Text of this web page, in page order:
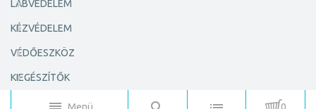
LÁBVÉDELEM
KÉZVÉDELEM
VÉDŐESZKÖZ
KIEGÉSZÍTŐK